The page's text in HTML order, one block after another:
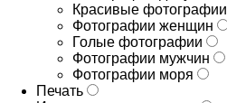
Красивые фотографии
Фотографии женщин
Голые фотографии
Фотографии мужчин
Фотографии моря
Печать